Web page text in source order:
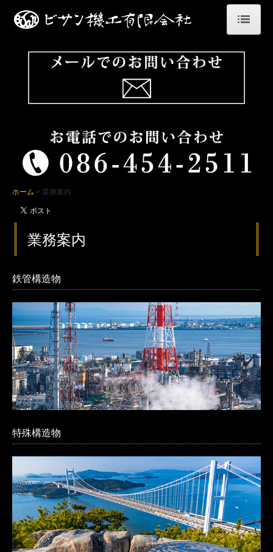
業務案内
保有車両
工事実績
プライバシーポリシー
ホーム 業務案内
業務案内
鉄管構造物
特殊構造物